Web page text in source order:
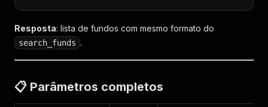
Resposta: lista de fundos com mesmo formato do
search_funds .
📋 Parâmetros completos